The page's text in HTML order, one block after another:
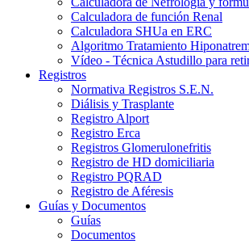
Calculadora de función Renal
Calculadora SHUa en ERC
Algoritmo Tratamiento
Vídeo - Técnica Astudillo para
Registros
Normativa Registros S.E.N.
Diálisis y Trasplante
Registro Alport
Registro Erca
Registros Glomerulonefritis
Registro de HD domiciliaria
Registro PQRAD
Registro de Aféresis
Guías y Documentos
Guías
Documentos